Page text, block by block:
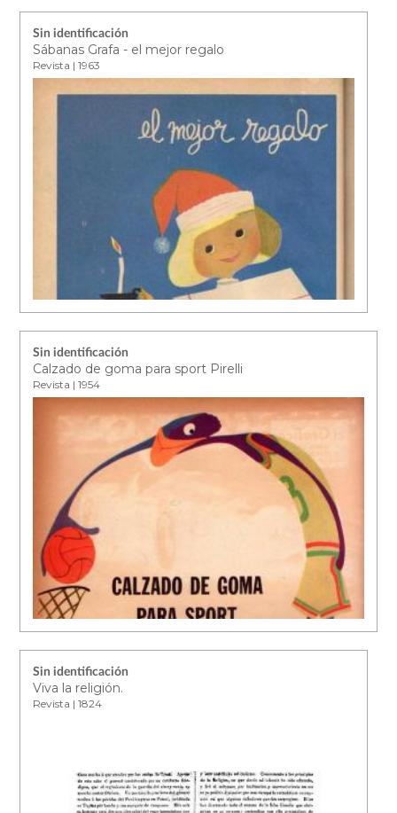
Sin identificación
Sábanas Grafa - el mejor regalo
Revista | 1963
Sin identificación
Calzado de goma para sport Pirelli
Revista | 1954
Sin identificación
Viva la religión.
Revista | 1824